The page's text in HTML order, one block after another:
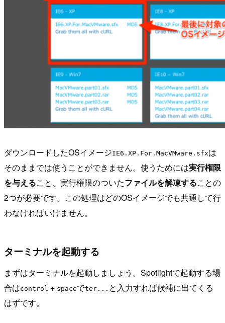
ダウンロードしたOSイメージIE6.XP.For.MacVMware.sfxは
そのままでは使うことができません。使うためには実行権限
を与えること、実行権限のついたファイルを解凍することの
2つが必要です。この処理はどのOSイメージでも共通して行
わなければいけません。
ターミナルを起動する
まずはターミナルを起動しましょう。Spotlightで起動する場
合はcontrol + spaceでter... と入力すれば候補に出てくる
はずです。